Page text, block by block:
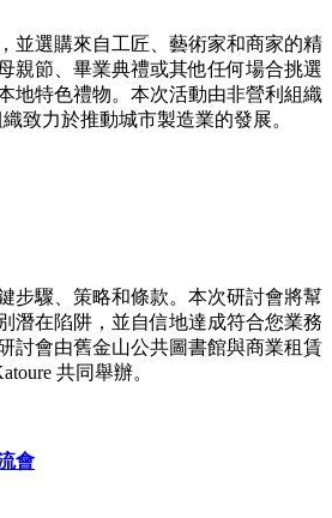
並選購來自工匠、藝術家和商家的精
親節、畢業典禮或其他任何場合挑選
地特色禮物。本次活動由非營利組織
致力於推動城市製造業的發展。
步驟、策略和條款。本次研討會將幫
潛在陷阱，並自信地達成符合您業務
討會由舊金山公共圖書館與商業租賃
共同舉辦。
會